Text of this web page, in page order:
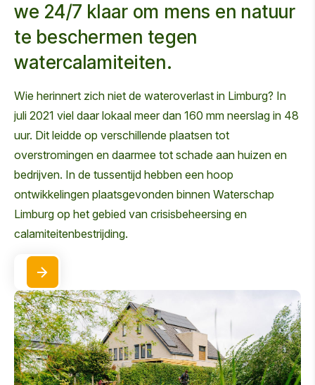
we 24/7 klaar om mens en natuur
te beschermen tegen
watercalamiteiten.
Wie herinnert zich niet de wateroverlast in Limburg? In
juli 2021 viel daar lokaal meer dan 160 mm neerslag in 48
uur. Dit leidde op verschillende plaatsen tot
overstromingen en daarmee tot schade aan huizen en
bedrijven. In de tussentijd hebben een hoop
ontwikkelingen plaatsgevonden binnen Waterschap
Limburg op het gebied van crisisbeheersing en
calamiteitenbestrijding.